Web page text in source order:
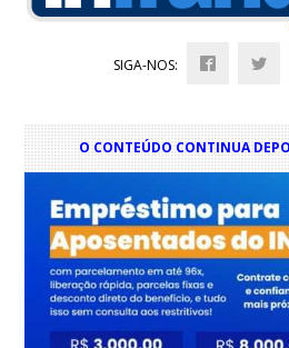
SIGA-NOS:
O CONTEÚDO CONTINUA